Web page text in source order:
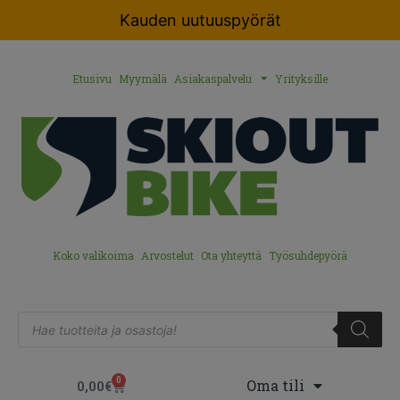
Kauden uutuuspyörät
Etusivu Myymälä Asiakaspalvelu Yrityksille
Koko valikoima Arvostelut Ota yhteyttä Työsuhdepyörä
0,00€ 0 Oma tili